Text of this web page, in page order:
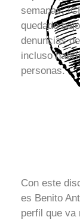
semanas,
quedado
denuncias
incluso
personas.
Con este
es Benito
perfil que va